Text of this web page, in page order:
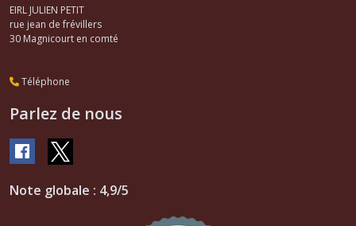
EIRL JULIEN PETIT
rue jean de frévillers
30 Magnicourt en comté
Téléphone
Parlez de nous
Note globale : 4,9/5